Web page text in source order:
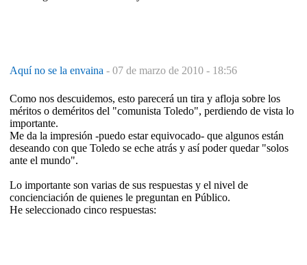
Aquí no se la envaina - 07 de marzo de 2010 - 18:56
Como nos descuidemos, esto parecerá un tira y afloja sobre los
méritos o deméritos del "comunista Toledo", perdiendo de vista lo
importante.
Me da la impresión -puedo estar equivocado- que algunos están
deseando con que Toledo se eche atrás y así poder quedar "solos
ante el mundo".
Lo importante son varias de sus respuestas y el nivel de
concienciación de quienes le preguntan en Público.
He seleccionado cinco respuestas: